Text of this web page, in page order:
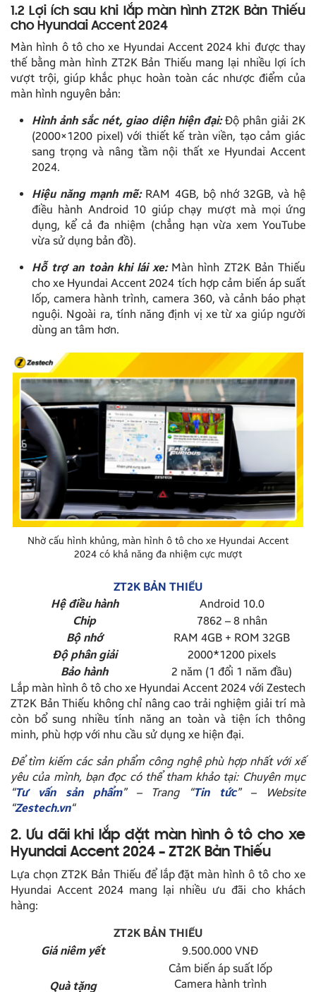
1.2 Lợi ích sau khi lắp màn hình ZT2K Bản Thiếu
cho Hyundai Accent 2024
Màn hình ô tô cho xe Hyundai Accent 2024 khi được thay
thế bằng màn hình ZT2K Bản Thiếu mang lại nhiều lợi ích
vượt trội, giúp khắc phục hoàn toàn các nhược điểm của
màn hình nguyên bản:
Hình ảnh sắc nét, giao diện hiện đại: Độ phân giải 2K
(2000×1200 pixel) với thiết kế tràn viền, tạo cảm giác
sang trọng và nâng tầm nội thất xe Hyundai Accent
2024.
Hiệu năng mạnh mẽ: RAM 4GB, bộ nhớ 32GB, và hệ
điều hành Android 10 giúp chạy mượt mà mọi ứng
dụng, kể cả đa nhiệm (chẳng hạn vừa xem YouTube
vừa sử dụng bản đồ).
Hỗ trợ an toàn khi lái xe: Màn hình ZT2K Bản Thiếu
cho xe Hyundai Accent 2024 tích hợp cảm biến áp suất
lốp, camera hành trình, camera 360, và cảnh báo phạt
nguội. Ngoài ra, tính năng định vị xe từ xa giúp người
dùng an tâm hơn.
Nhờ cấu hình khủng, màn hình ô tô cho xe Hyundai Accent
2024 có khả năng đa nhiệm cực mượt
ZT2K BẢN THIẾU
Hệ điều hành
Android 10.0
Chip
7862 – 8 nhân
Bộ nhớ
RAM 4GB + ROM 32GB
Độ phân giải
2000*1200 pixels
Bảo hành
2 năm (1 đổi 1 năm đầu)
Lắp màn hình ô tô cho xe Hyundai Accent 2024 với Zestech
ZT2K Bản Thiếu không chỉ nâng cao trải nghiệm giải trí mà
còn bổ sung nhiều tính năng an toàn và tiện ích thông
minh, phù hợp với nhu cầu sử dụng xe hiện đại.
Để tìm kiếm các sản phẩm công nghệ phù hợp nhất với xế
yêu của mình, bạn đọc có thể tham khảo tại: Chuyên mục
“Tư vấn sản phẩm” – Trang “Tin tức” – Website
“Zestech.vn“
2. Ưu đãi khi lắp đặt màn hình ô tô cho xe
Hyundai Accent 2024 – ZT2K Bản Thiếu
Lựa chọn ZT2K Bản Thiếu để lắp đặt màn hình ô tô cho xe
Hyundai Accent 2024 mang lại nhiều ưu đãi cho khách
hàng:
ZT2K BẢN THIẾU
Giá niêm yết
9.500.000 VNĐ
Quà tặng
Cảm biến áp suất lốp
Camera hành trình